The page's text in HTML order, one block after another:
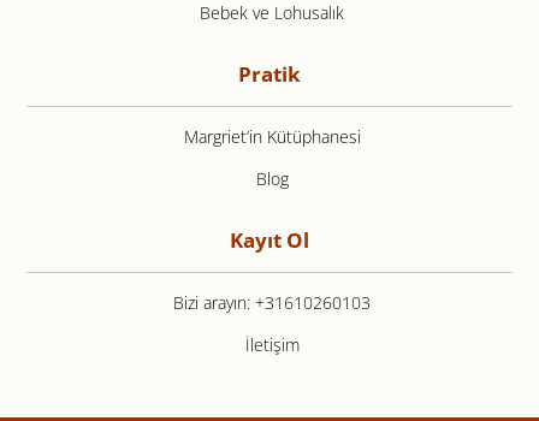
Bebek ve Lohusalık
Pratik
Margriet’in Kütüphanesi
Blog
Kayıt Ol
Bizi arayın: +31610260103
İletişim